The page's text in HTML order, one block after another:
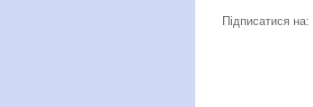
Підписатися на: